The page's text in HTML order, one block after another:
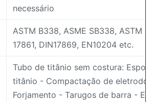
necessário
ASTM B338, ASME SB338, ASTM
17861, DIN17869, EN10204 etc.
Tubo de titânio sem costura:
titânio - Compactação de
Forjamento - Tarugos de barra -